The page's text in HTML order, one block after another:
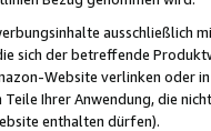
ausschließlich
sich der betreffende
Website verlinken oder
Ihrer Anwendung, die
enthalten dürfen).